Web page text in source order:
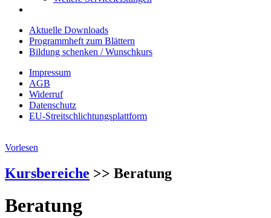
Aktuelle Downloads
Programmheft zum Blättern
Bildung schenken / Wunschkurs
Impressum
AGB
Widerruf
Datenschutz
EU-Streitschlichtungsplattform
Vorlesen
Kursbereiche >> Beratung
Beratung